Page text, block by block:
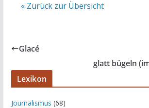
« Zurück zur Übersicht
Glacé
glatt bügeln
Lexikon
Journalismus (68)